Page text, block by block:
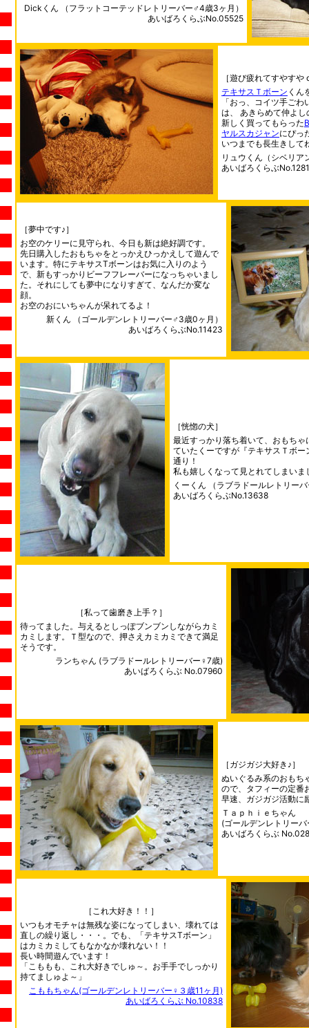
Dickくん （フラットコーテッドレトリーバー♂4歳3ヶ月）
あいばろくらぶNo.05525
［遊び疲れてすやす
テキサスＴボーン くん
「おっ、コイツ手ご
は、 あきらめて仲よし
新しく買ってもらった
ヤルスカジャンにぴっ
いつまでも長生きして
リュウくん（シベリア
あいばろくらぶ
［夢中です♪］
お空のケリーに見守られ、今日も新は絶好調です。
先日購入したおもちゃをとっかえひっかえして遊んで
います。特にテキサスTボーンはお気に入りのよう
で、新もすっかりビーフフレーバーになっちゃいまし
た。それにしても夢中になりすぎて、なんだか変な
顔。
お空のおにいちゃんが呆れてるよ！
新くん （ゴールデンレトリーバー♂3歳0ヶ月）
あいばろくらぶNo.11423
［恍惚の犬］
最近すっかり落ち着いて、おもち
ていたくーですが『テキサスＴボ
通り！
私も嬉しくなって見とれてしまいま
くーくん （ラブラドールレトリー
あいばろくらぶNo.13638
［私って歯磨き上手？］
待ってました。与えるとしっぽブンブンしながらカミ
カミします。Ｔ型なので、押さえカミカミできて満足
そうです。
ランちゃん (ラブラドールレトリーバー♀7歳)
あいばろくらぶ No.07960
［ガジガジ大好き♪］
ぬいぐるみ系のおもち
ので、タフィーの定番
早速、ガジガジ活動に
Ｔａｐｈｉｅちゃん
(ゴールデンレトリー
あいばろくらぶ
［これ大好き！！］
いつもオモチャは無残な姿になってしまい、壊れては
直しの繰り返し・・・。でも、「テキサスTボーン」
はカミカミしてもなかなか壊れない！！
長い時間遊んでいます！
「こももも、これ大好きでしゅ～。お手手でしっかり
持てましゅよ～」
こももちゃん(ゴールデンレトリーバー♀３歳11ヶ月)
あいばろくらぶ No.10838